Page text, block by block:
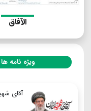
الآفاق
ویژه نامه ها
آقای